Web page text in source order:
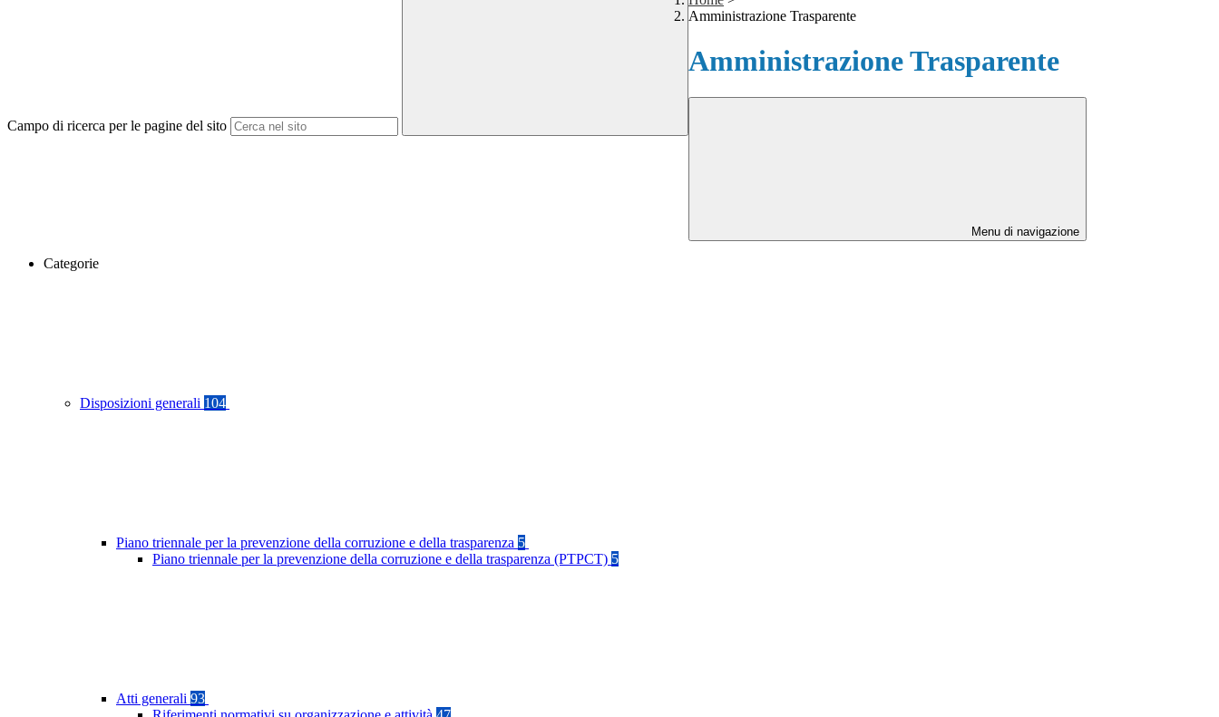
Campo di ricerca per le pagine del sito
Amministrazione Trasparente
Amministrazione Trasparente
Menu di navigazione
Categorie
Disposizioni generali 104
Piano triennale per la prevenzione della corruzione e della trasparenza 5
Piano triennale per la prevenzione della corruzione e della trasparenza (PTPCT) 5
Atti generali 93